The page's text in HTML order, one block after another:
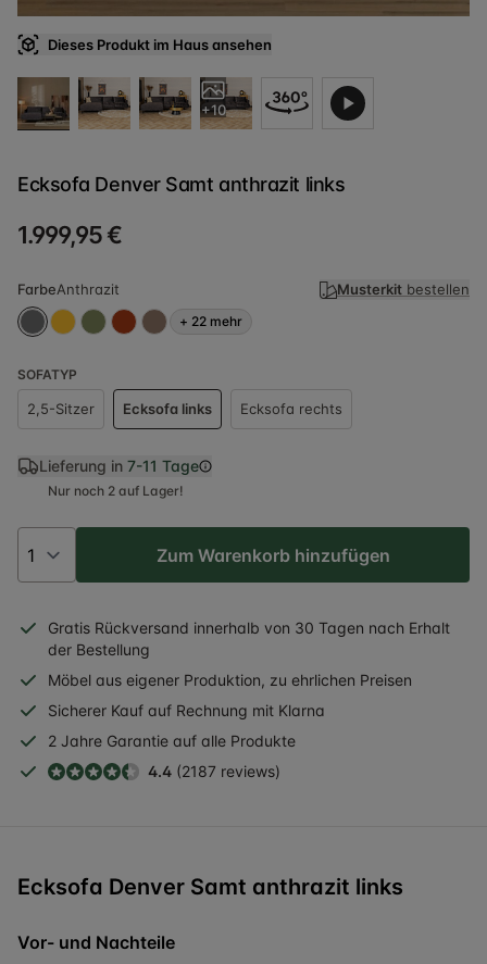
Dieses Produkt im Haus ansehen
+10
Ecksofa Denver Samt anthrazit links
1.999,95 €
FarbeAnthrazit Musterkit bestellen
+ 22 mehr
SOFATYP
2,5-Sitzer Ecksofa links Ecksofa rechts
Lieferung in 7-11 Tage
Nur noch 2 auf Lager!
Zum Warenkorb hinzufügen
Gratis Rückversand innerhalb von 30 Tagen nach Erhalt
der Bestellung
Möbel aus eigener Produktion, zu ehrlichen Preisen
Sicherer Kauf auf Rechnung mit Klarna
2 Jahre Garantie auf alle Produkte
4.4 (2187 reviews)
Ecksofa Denver Samt anthrazit links
Vor- und Nachteile